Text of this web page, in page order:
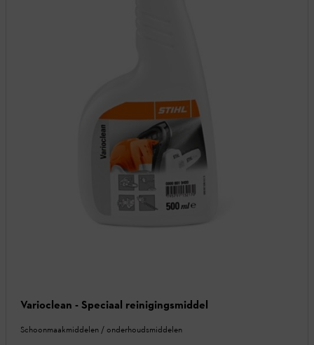
Varioclean - Speciaal reinigingsmiddel
Schoonmaakmiddelen / onderhoudsmiddelen